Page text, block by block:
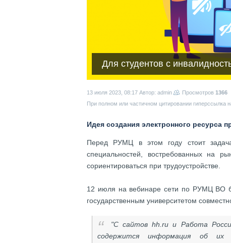
Для студентов с
13 июля 2023, 08:17 Автор: admin Просмотров 1366
При полном или частичном цитировании гиперссылка
Идея создания электронного ресурса
Перед РУМЦ в этом году стоит задача
специальностей, востребованных на
сориентироваться при трудоустройстве.
12 июля на вебинаре сети по РУМЦ ВО
государственным университетом
"С сайтов hh.ru и Работа
содержится информация об их